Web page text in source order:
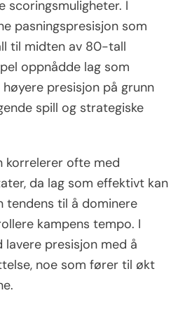
scoringsmuligheter. I
pasningspresisjon som
til midten av 80-tall
oppnådde lag som
presisjon på grunn
spill og strategiske
korrelerer ofte med
da lag som effektivt kan
tendens til å dominere
kampens tempo. I
presisjon med å
noe som fører til økt